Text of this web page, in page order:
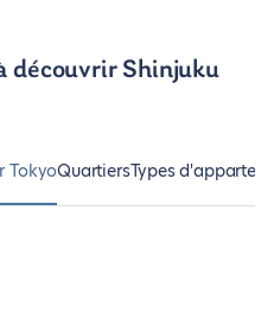
découvrir Shinjuku
TokyoQuartiersTypes